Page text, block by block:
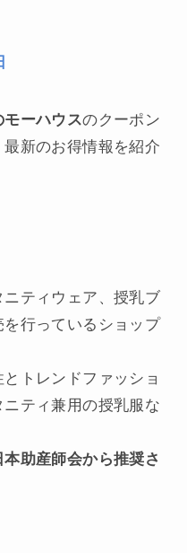
モーハウスのクーポン
新のお得情報を紹介
ティウェア、授乳ブ
行っているショップ
トレンドファッショ
ティ兼用の授乳服な
本助産師会から推奨さ